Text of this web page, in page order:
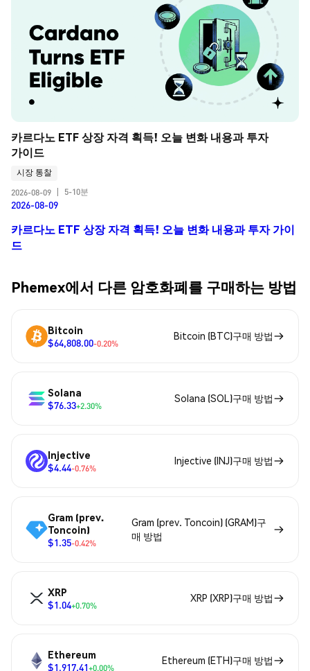
카르다노 ETF 상장 자격 획득! 오늘 변화 내용과 투자
가이드
시장 통찰
2026-08-09
5-10분
2026-08-09
카르다노 ETF 상장 자격 획득! 오늘 변화 내용과 투자 가이
드
Phemex에서 다른 암호화폐를 구매하는 방법
Bitcoin
$64,808.00-0.20%
Bitcoin (BTC)구매 방법
Solana
$76.33+2.30%
Solana (SOL)구매 방법
Injective
$4.44-0.76%
Injective (INJ)구매 방법
Gram (prev.
Toncoin)
$1.35-0.42%
Gram (prev. Toncoin) (GRAM)구
매 방법
XRP
$1.04+0.70%
XRP (XRP)구매 방법
Ethereum
$1,917.41+0.00%
Ethereum (ETH)구매 방법